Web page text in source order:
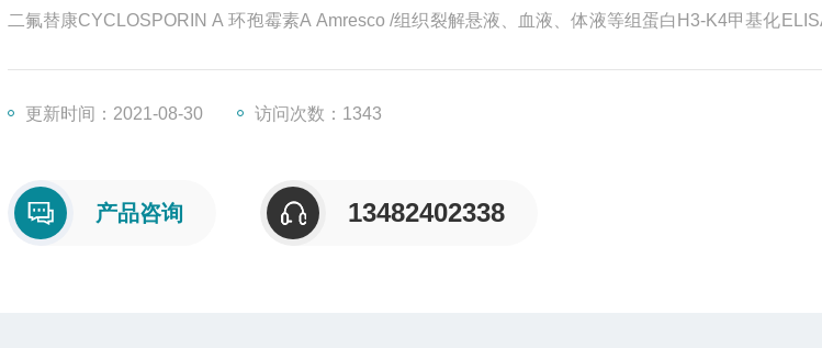
二氟替康CYCLOSPORIN A 环孢霉素A Amresco /组织裂解悬液、血液、体液等组蛋白H3-K4甲基化
定量检测试剂盒
更新时间：2021-08-30 访问次数：1343
产品咨询 13482402338